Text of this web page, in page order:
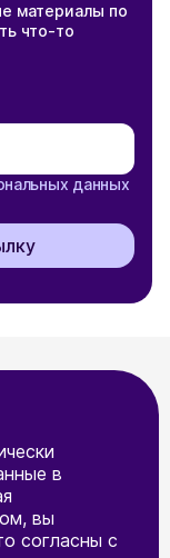
материалы по
что-то
данных
на
в
вы
согласны с